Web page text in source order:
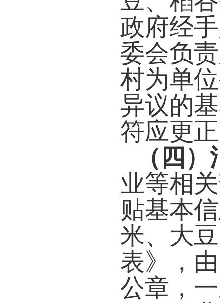
政府经
委会负
村为单
异议的
符应更
（四
业等相
贴基本
米、大
表》，
公章，